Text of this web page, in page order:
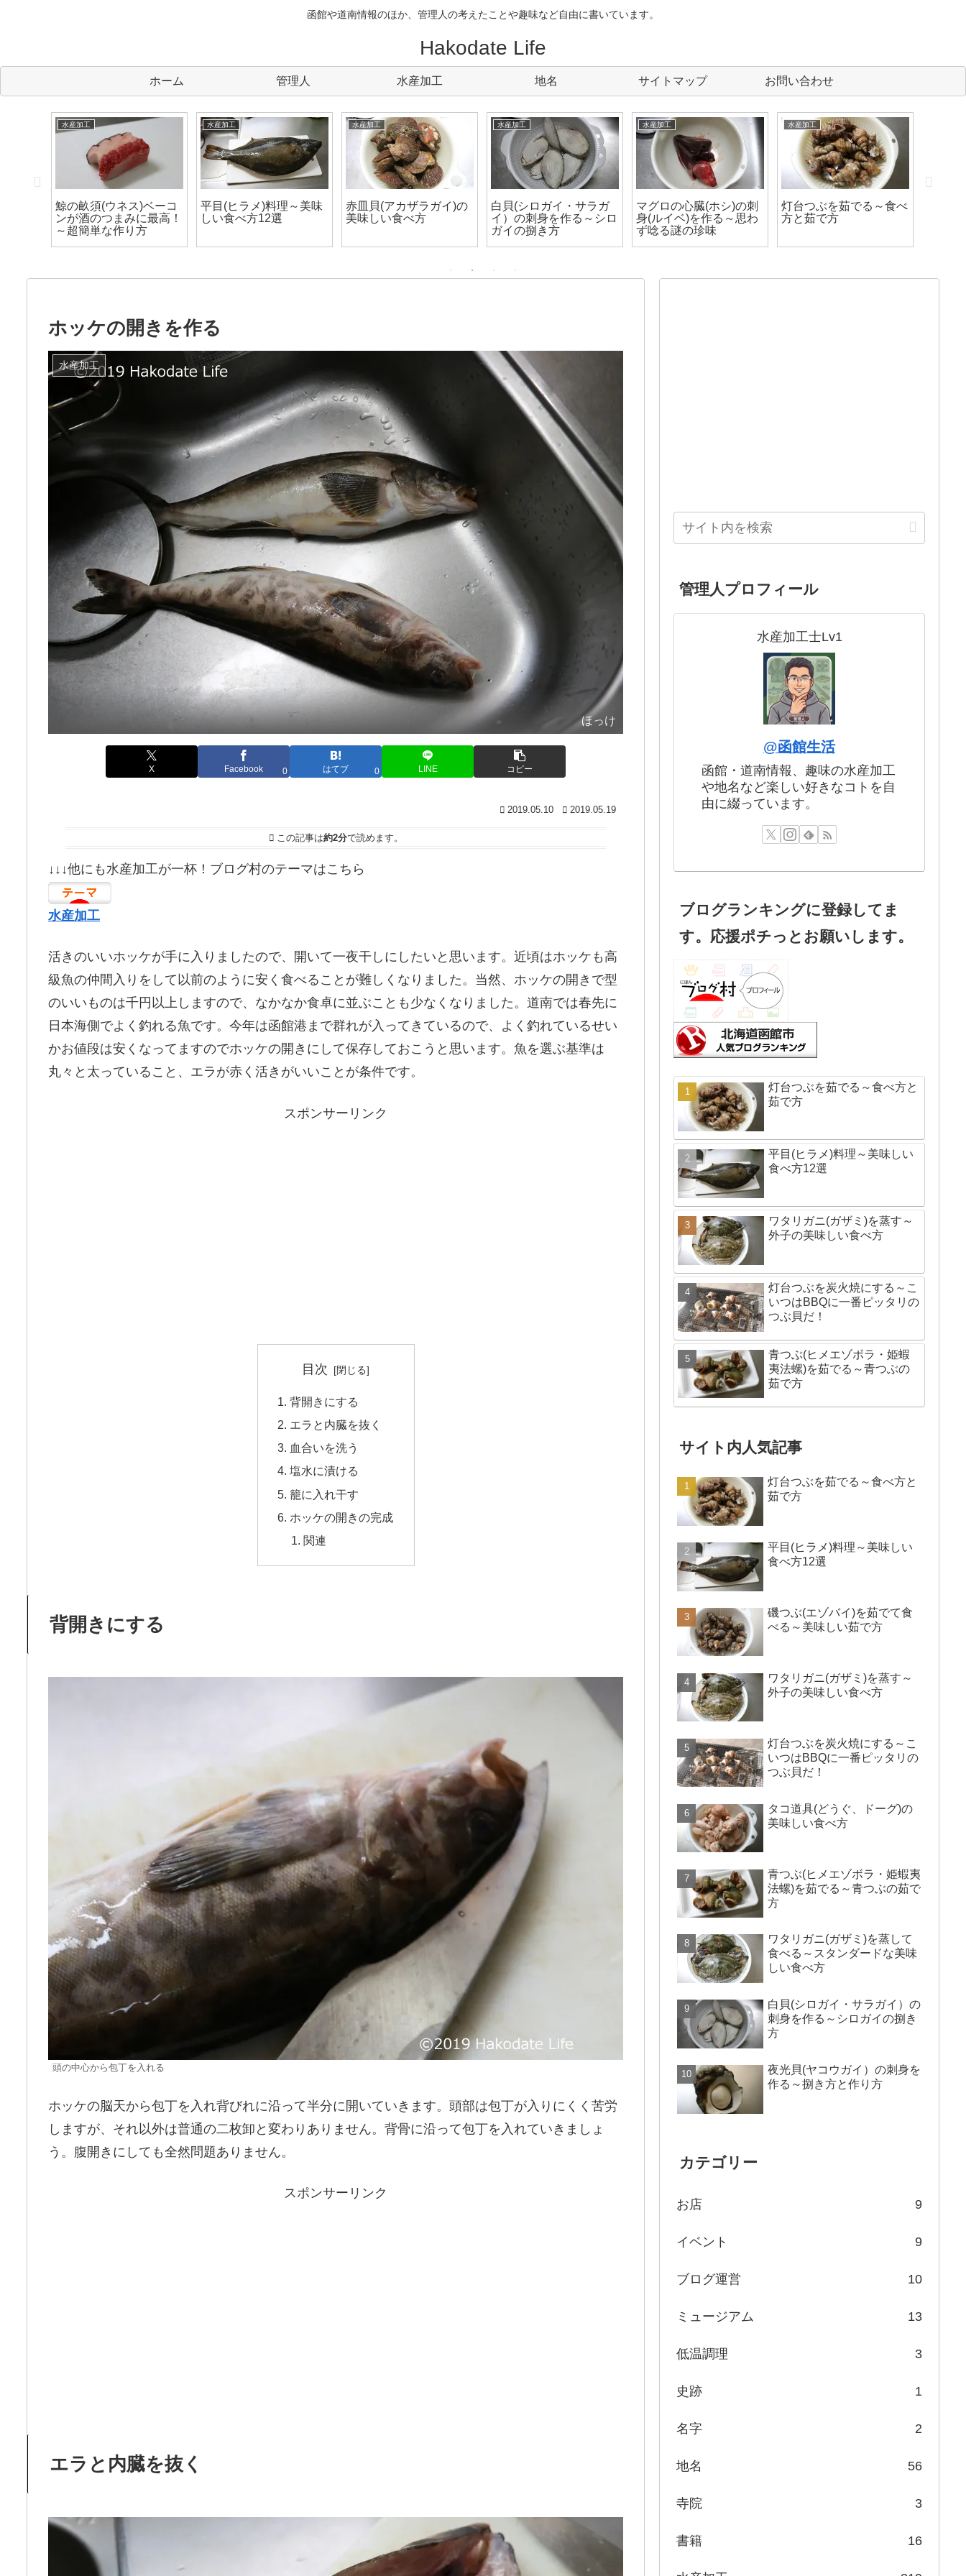
函館や道南情報のほか、管理人の考えたことや趣味など自由に書いています。
Hakodate Life
ホーム 管理人 水産加工 地名 サイトマップ お問い合わせ
水産加工
鯨の畝須(ウネス)ベーコ
ンが酒のつまみに最高！
～超簡単な作り方
水産加工
平目(ヒラメ)料理～美味
しい食べ方12選
水産加工
赤皿貝(アカザラガイ)の
美味しい食べ方
水産加工
白貝(シロガイ・サラガ
イ）の刺身を作る～シロ
ガイの捌き方
水産加工
マグロの心臓(ホシ)の刺
身(ルイベ)を作る～思わ
ず唸る謎の珍味
水産加工
灯台つぶを茹でる～食べ
方と茹で方
ホッケの開きを作る
水産加工
ほっけ
X Facebook 0 はてブ 0 LINE コピー
2019.05.10 2019.05.19
この記事は約2分で読めます。
↓↓↓他にも水産加工が一杯！ブログ村のテーマはこちら
水産加工
活きのいいホッケが手に入りましたので、開いて一夜干しにしたいと思います。近頃はホッケも高
級魚の仲間入りをして以前のように安く食べることが難しくなりました。当然、ホッケの開きで型
のいいものは千円以上しますので、なかなか食卓に並ぶことも少なくなりました。道南では春先に
日本海側でよく釣れる魚です。今年は函館港まで群れが入ってきているので、よく釣れているせい
かお値段は安くなってますのでホッケの開きにして保存しておこうと思います。魚を選ぶ基準は
丸々と太っていること、エラが赤く活きがいいことが条件です。
スポンサーリンク
目次
背開きにする
エラと内臓を抜く
血合いを洗う
塩水に漬ける
籠に入れ干す
ホッケの開きの完成
関連
背開きにする
頭の中心から包丁を入れる
ホッケの脳天から包丁を入れ背びれに沿って半分に開いていきます。頭部は包丁が入りにくく苦労
しますが、それ以外は普通の二枚卸と変わりありません。背骨に沿って包丁を入れていきましょ
う。腹開きにしても全然問題ありません。
スポンサーリンク
エラと内臓を抜く
管理人プロフィール
水産加工士Lv1
@函館生活
函館・道南情報、趣味の水産加工
や地名など楽しい好きなコトを自
由に綴っています。
ブログランキングに登録してま
す。応援ポチっとお願いします。
灯台つぶを茹でる～食べ方と
茹で方
平目(ヒラメ)料理～美味しい
食べ方12選
ワタリガニ(ガザミ)を蒸す～
外子の美味しい食べ方
灯台つぶを炭火焼にする～こ
いつはBBQに一番ピッタリの
つぶ貝だ！
青つぶ(ヒメエゾボラ・姫蝦
夷法螺)を茹でる～青つぶの
茹で方
サイト内人気記事
灯台つぶを茹でる～食べ方と
茹で方
平目(ヒラメ)料理～美味しい
食べ方12選
磯つぶ(エゾバイ)を茹でて食
べる～美味しい茹で方
ワタリガニ(ガザミ)を蒸す～
外子の美味しい食べ方
灯台つぶを炭火焼にする～こ
いつはBBQに一番ピッタリの
つぶ貝だ！
タコ道具(どうぐ、ドーグ)の
美味しい食べ方
青つぶ(ヒメエゾボラ・姫蝦夷
法螺)を茹でる～青つぶの茹で
方
ワタリガニ(ガザミ)を蒸して
食べる～スタンダードな美味
しい食べ方
白貝(シロガイ・サラガイ）の
刺身を作る～シロガイの捌き
方
夜光貝(ヤコウガイ）の刺身を
作る～捌き方と作り方
カテゴリー
お店 9
イベント 9
ブログ運営 10
ミュージアム 13
低温調理 3
史跡 1
名字 2
地名 56
寺院 3
書籍 16